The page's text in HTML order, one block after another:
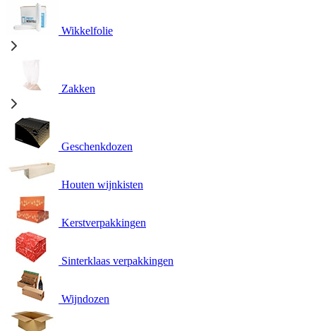
Wikkelfolie
Zakken
Geschenkdozen
Houten wijnkisten
Kerstverpakkingen
Sinterklaas verpakkingen
Wijndozen